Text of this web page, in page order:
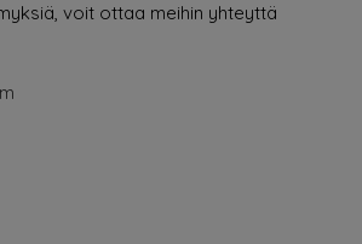
voit ottaa meihin yhteyttä